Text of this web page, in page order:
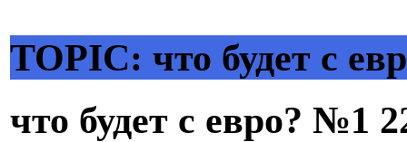
TOPIC: что будет с
что будет с евро? №1